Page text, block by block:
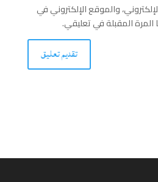
والموقع الإلكتروني في
المقبلة في تعليقي.